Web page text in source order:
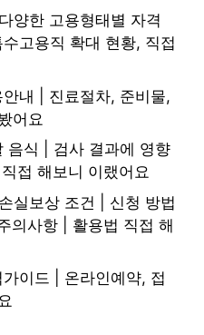
양한 고용형태별 자격
고용직 확대 현황, 직접
내 | 진료절차, 준비물,
어요
음식 | 검사 결과에 영향
접 해보니 이랬어요
실보상 조건 | 신청 방법
의사항 | 활용법 직접 해
이드 | 온라인예약, 접